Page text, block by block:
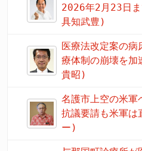
2026年2月23日
具知武豊)
医療法改定案の
療体制の崩壊を
貴昭)
名護市上空の米軍
抗議要請も米軍
ー)